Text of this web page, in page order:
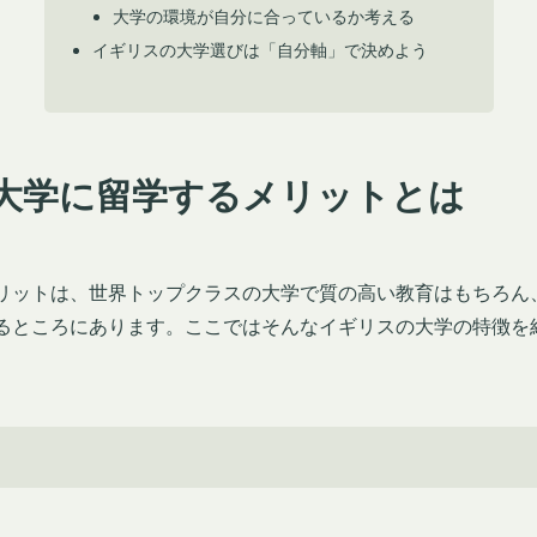
大学の環境が自分に合っているか考える
イギリスの大学選びは「自分軸」で決めよう
学に留学するメリットとは
ットは、世界トップクラスの大学で質の高い教育はもちろ
ところにあります。ここではそんなイギリスの大学の特徴